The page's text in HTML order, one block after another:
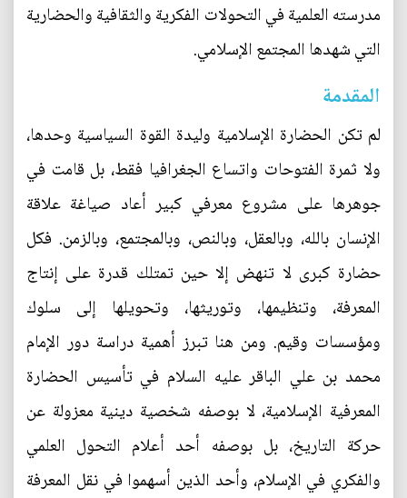
مدرسته العلمية في التحولات الفكرية والثقافية والحضارية
التي شهدها المجتمع الإسلامي.
المقدمة
لم تكن الحضارة الإسلامية وليدة القوة السياسية وحدها،
ولا ثمرة الفتوحات واتساع الجغرافيا فقط، بل قامت في
جوهرها على مشروع معرفي كبير أعاد صياغة علاقة
الإنسان بالله، وبالعقل، وبالنص، وبالمجتمع، وبالزمن. فكل
حضارة كبرى لا تنهض إلا حين تمتلك قدرة على إنتاج
المعرفة، وتنظيمها، وتوريثها، وتحويلها إلى سلوك
ومؤسسات وقيم. ومن هنا تبرز أهمية دراسة دور الإمام
محمد بن علي الباقر عليه السلام في تأسيس الحضارة
المعرفية الإسلامية، لا بوصفه شخصية دينية معزولة عن
حركة التاريخ، بل بوصفه أحد أعلام التحول العلمي
والفكري في الإسلام، وأحد الذين أسهموا في نقل المعرفة